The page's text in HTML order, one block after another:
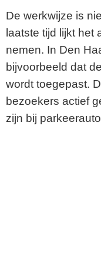
De werkwijze is
laatste tijd lijkt het
nemen. In Den
bijvoorbeeld dat
wordt toegepast.
bezoekers actief
zijn bij